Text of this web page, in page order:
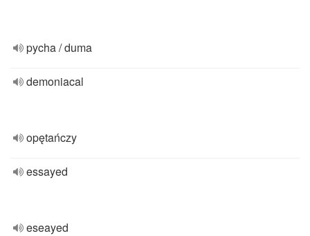
pycha / duma
demoniacal
opętańczy
essayed
eseayed